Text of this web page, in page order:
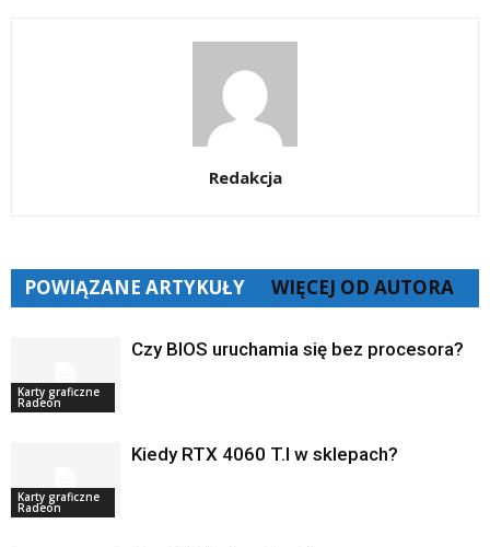
Redakcja
POWIĄZANE ARTYKUŁY WIĘCEJ OD AUTORA
Karty graficzne
Radeon
Czy BIOS uruchamia się bez procesora?
Karty graficzne
Radeon
Kiedy RTX 4060 T.I w sklepach?